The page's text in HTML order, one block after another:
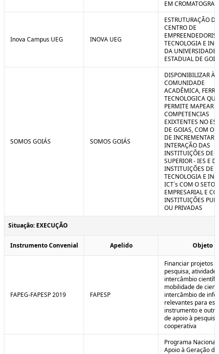
EM
Inova Campus UEG INOVA UEG
ESTRUTURAÇÃO
CENTRO DE
TECNOLOGIA E
DA UNIVERSIDADE
ESTADUAL DE
SOMOS GOIÁS SOMOS GOIÁS
DISPONIBILIZAR À
COMUNIDADE
ACADÊMICA,
TECNOLOGICA QUE
PERMITE MAPEAR
COMPETENCIAS
EXIXTENTES NO
DE GOIAS, COM O
DE INCREMENTAR A
INTERAÇÃO DAS
INSTITUIÇÕES DE
SUPERIOR - IES E
INSTITUIÇÕES DE
TECNOLOGIA E
ICT`s COM O SETOR
EMPRESARIAL E
INSTITUIÇÕES
OU PRIVADAS
Situação: EXECUÇÃO
Instrumento Convenial Apelido Objeto
FAPEG-FAPESP 2019 FAPESP
Financiar projetos
pesquisa,
intercâmbio
mobilidade de
intercâmbio de
relevantes para
instrumento e
de apoio à pesquisa
cooperativa
Programa Nacional
Apoio à Geração de